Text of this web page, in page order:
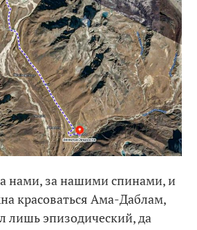
нами, за нашими спинами, и
красоваться Ама-Даблам,
лишь эпизодический, да